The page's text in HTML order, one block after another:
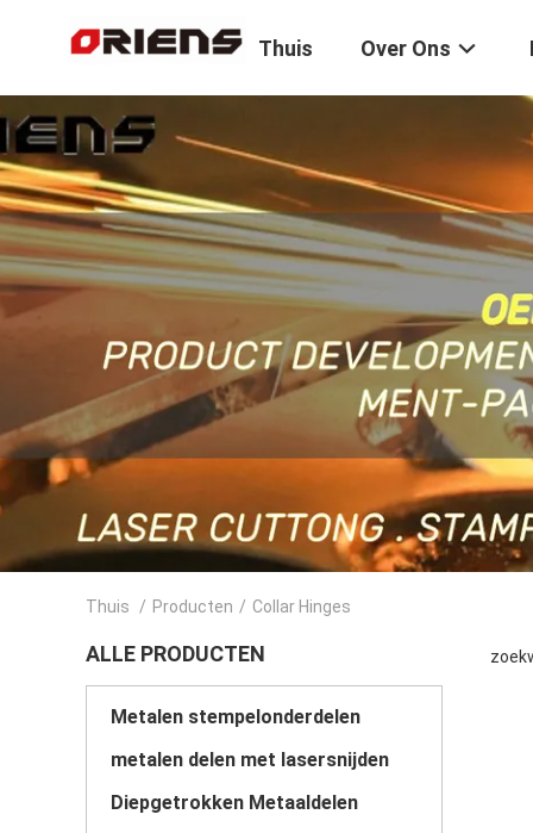
Thuis Over Ons
Thuis / Producten / Collar Hinges
ALLE PRODUCTEN
Metalen stempelonderdelen
metalen delen met lasersnijden
Diepgetrokken Metaaldelen